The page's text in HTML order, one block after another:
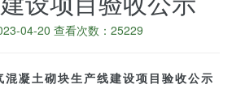
04-20 查看次数：25229
凝土砌块生产线建设项目验收公示